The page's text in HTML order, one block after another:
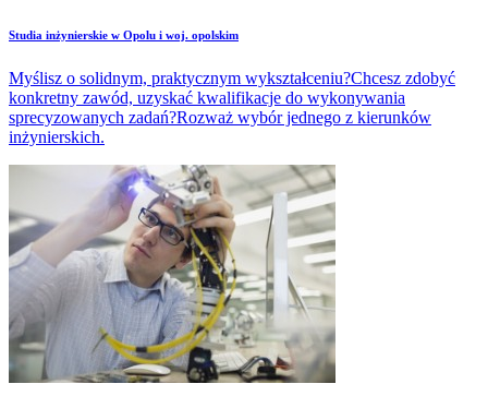
Studia inżynierskie w Opolu i woj. opolskim
Myślisz o solidnym, praktycznym wykształceniu?Chcesz zdobyć
konkretny zawód, uzyskać kwalifikacje do wykonywania
sprecyzowanych zadań?Rozważ wybór jednego z kierunków
inżynierskich.